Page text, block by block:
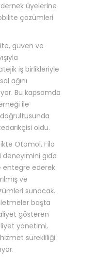
üyelerine
çözümleri
güven ve
iş birlikleriyle
ağını
Bu kapsamda
ile
oldu.
Otomol, Filo
deneyimini gıda
entegre ederek
ve
sunacak.
başta
gösteren
yönetimi,
sürekliliği